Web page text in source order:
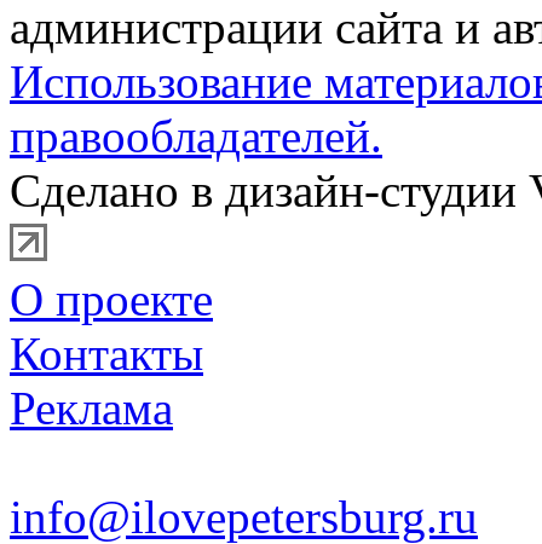
администрации сайта и
Использование
правообладателей.
Сделано в дизайн-студии
О проекте
Контакты
Реклама
info@ilovepetersburg.ru